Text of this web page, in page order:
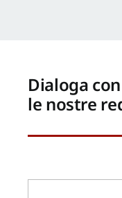
Dialoga
le nostre